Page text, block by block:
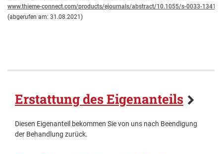
www.thieme-connect.com/products/ejournals/abstract/10.1055/s-0033-
(abgerufen am: 31.08.2021)
Erstattung des Eigenanteils
Diesen Eigenanteil bekommen Sie von uns nach Beendigung
der Behandlung zurück.